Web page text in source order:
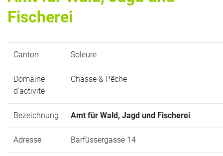
Fischerei
Canton Soleure
Domaine
d'activité
Chasse & Pêche
Bezeichnung Amt für Wald, Jagd und Fischerei
Adresse Barfüssergasse 14